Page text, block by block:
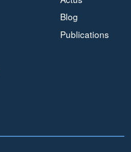
Blog
Publications